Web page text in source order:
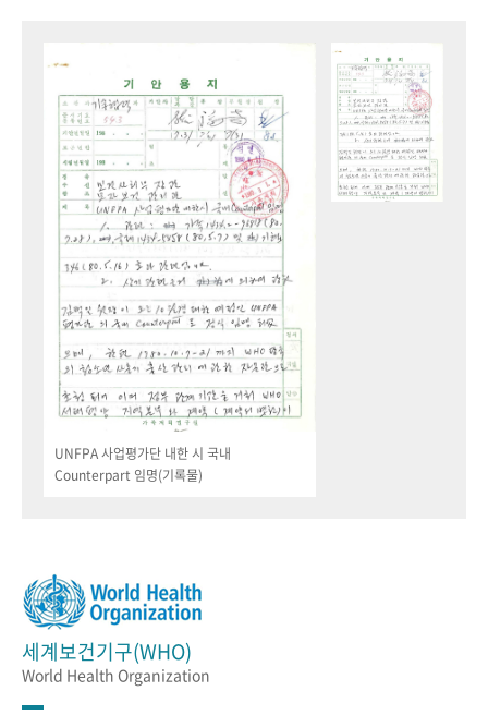
UNFPA 사업평가단 내한 시 국내
Counterpart 임명(기록물)
세계보건기구(WHO)
World Health Organization